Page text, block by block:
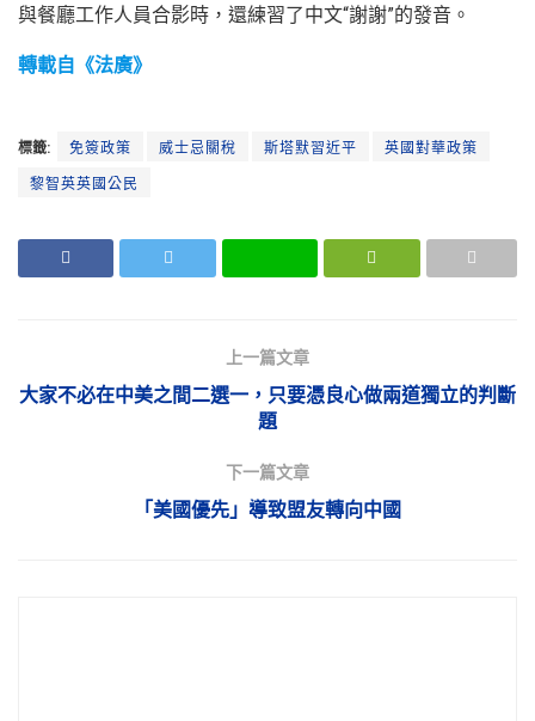
與餐廳工作人員合影時，還練習了中文“謝謝”的發音。
轉載自《法廣》
標籤: 免簽政策 威士忌關稅 斯塔默習近平 英國對華政策
黎智英英國公民
上一篇文章
大家不必在中美之間二選一，只要憑良心做兩道獨立的判斷
題
下一篇文章
「美國優先」導致盟友轉向中國